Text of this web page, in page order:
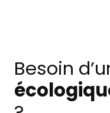
Besoin